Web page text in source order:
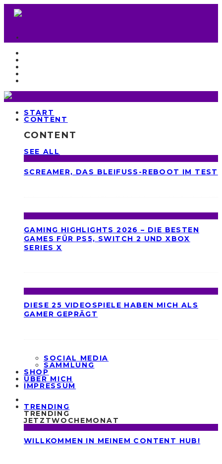
START
CONTENT
CONTENT
SEE ALL
SCREAMER, DAS BLEIFUSS-REBOOT IM TEST
GAMING HIGHLIGHTS 2026 – DIE BESTEN
GAMES FÜR PS5, SWITCH 2 UND XBOX
SERIES X
DIESE 25 VIDEOSPIELE HABEN MICH ALS
GAMER GEPRÄGT
SOCIAL MEDIA
SAMMLUNG
SHOP
ÜBER MICH
IMPRESSUM
TRENDING
TRENDING
JETZTWOCHEMONAT
WILLKOMMEN IN MEINEM CONTENT HUB!